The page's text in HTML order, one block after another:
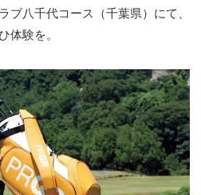
ブ八千代コース（千葉県）にて、
体験を。